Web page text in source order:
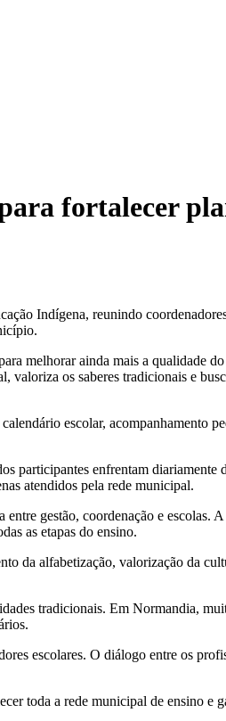
fortalecer
Indígena, reunindo
melhorar ainda mais a qualidade
os saberes tradicionais e
escolar, acompanhamento
participantes enfrentam diariamente
atendidos pela rede municipal.
gestão, coordenação e escolas.
as etapas do ensino.
da alfabetização, valorização da
tradicionais. Em Normandia,
escolares. O diálogo entre os
toda a rede municipal de ensino e